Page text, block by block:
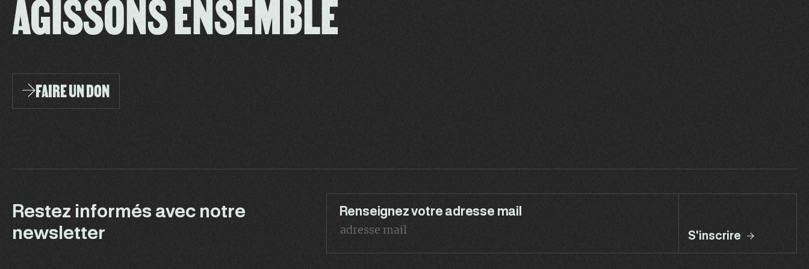
AGISSONS ENSEMBLE
FAIRE UN DON
Restez informés avec notre
newsletter
Renseignez votre adresse mail
S'inscrire